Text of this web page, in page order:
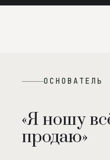
ОСНОВАТЕЛЬ
«Я ношу
продаю»